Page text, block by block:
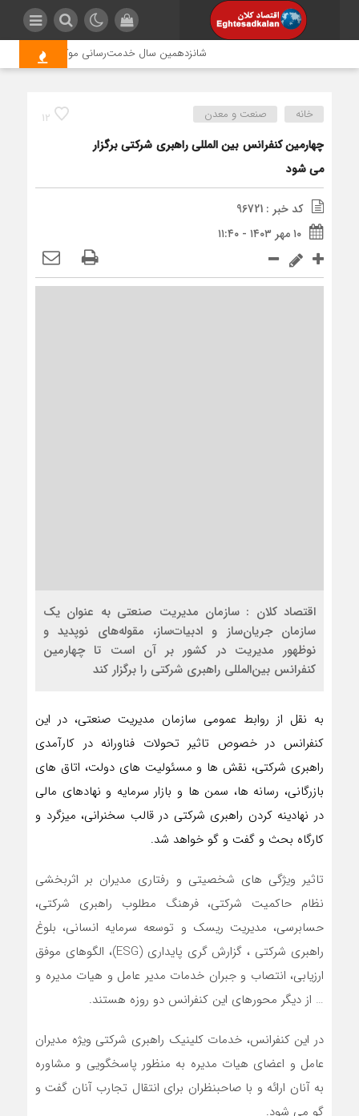
شانزدهمین سال خدمت‌رسانی موکب امام رضا (ع)
12 خانه صنعت و معدن
چهارمین کنفرانس بین المللی راهبری شرکتی برگزار
می شود
کد خبر : 96721
۱۰ مهر ۱۴۰۳ - ۱۱:۴۰
اقتصاد کلان : سازمان مدیریت صنعتی به عنوان یک
سازمان جریان‌ساز و ادبیات‌ساز، مقوله‌های نوپدید و
نوظهور مدیریت در کشور بر آن است تا چهارمین
کنفرانس بین‌المللی راهبری شرکتی را برگزار کند
به نقل از روابط عمومی سازمان مدیریت صنعتی، در این
کنفرانس در خصوص تاثیر تحولات فناورانه در کارآمدی
راهبری شرکتی، نقش ها و مسئولیت های دولت، اتاق های
بازرگانی، رسانه ها، سمن ها و بازار سرمایه و نهادهای مالی
در نهادینه کردن راهبری شرکتی در قالب سخنرانی، میزگرد و
کارگاه بحث و گفت و گو خواهد شد.
تاثیر ویژگی های شخصیتی و رفتاری مدیران بر اثربخشی
نظام حاکمیت شرکتی، فرهنگ مطلوب راهبری شرکتی،
حسابرسی، مدیریت ریسک و توسعه سرمایه انسانی، بلوغ
راهبری شرکتی ، گزارش گری پایداری (ESG)، الگوهای موفق
ارزیابی، انتصاب و جبران خدمات مدیر عامل و هیات مدیره و
… از دیگر محورهای این کنفرانس دو روزه هستند.
در این کنفرانس، خدمات کلینیک راهبری شرکتی ویژه مدیران
عامل و اعضای هیات مدیره به منظور پاسخگویی و مشاوره
به آنان ارائه و با صاحبنظران برای انتقال تجارب آنان گفت و
گو می شود.